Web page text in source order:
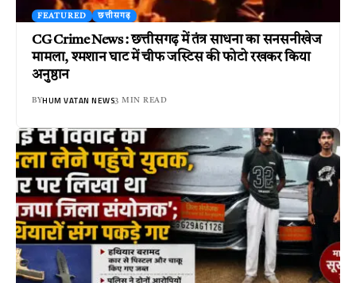
FEATURED छत्तीसगढ़
CG Crime News : छत्तीसगढ़ में तंत्र साधना का सनसनीखेज
मामला, श्मशान घाट में चीफ जस्टिस की फोटो रखकर किया
अनुष्ठान
BYHUM VATAN NEWS3 MIN READ